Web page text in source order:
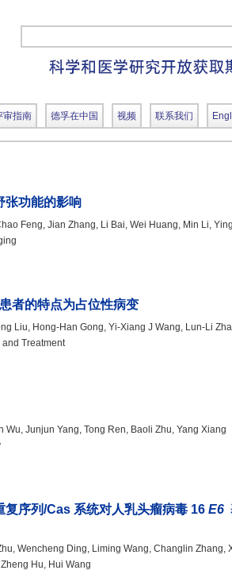
审指南 德孚在中国 视频 联系我们
张功能的影响
Feng, Jian Zhang, Li Bai, Wei Huang, Min Li,
者的特点为占位性病变
Liu, Hong-Han Gong, Yi-Xiang J Wang, Lun-Li
Treatment
Wu, Junjun Yang, Tong Ren, Baoli Zhu, Yang Xiang
序列/Cas 系统对人乳头瘤病毒 16 E6
Wencheng Ding, Liming Wang, Changlin Zhang,
Hu, Hui Wang